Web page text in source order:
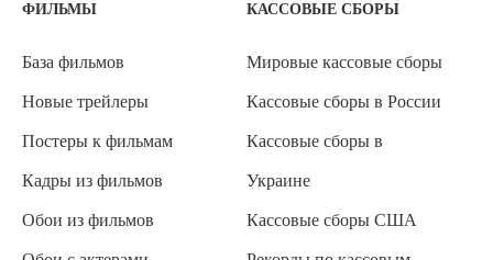
ФИЛЬМЫ
База фильмов
Новые трейлеры
Постеры к фильмам
Кадры из фильмов
Обои из фильмов
КАССОВЫЕ СБОРЫ
Мировые кассовые сборы
Кассовые сборы в России
Кассовые сборы в
Украине
Кассовые сборы США